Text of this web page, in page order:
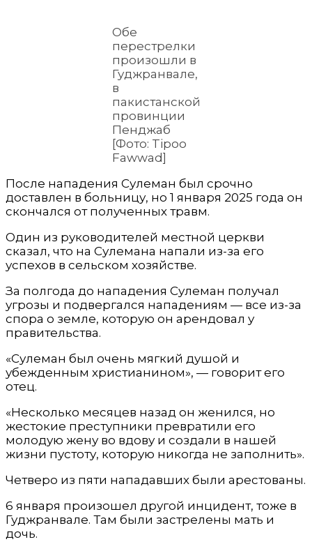
Обе
перестрелки
произошли в
Гуджранвале,
в
пакистанской
провинции
Пенджаб
[Фото: Tipoo
Fawwad]
После нападения Сулеман был срочно
доставлен в больницу, но 1 января 2025 года он
скончался от полученных травм.
Один из руководителей местной церкви
сказал, что на Сулемана напали из-за его
успехов в сельском хозяйстве.
За полгода до нападения Сулеман получал
угрозы и подвергался нападениям — все из-за
спора о земле, которую он арендовал у
правительства.
«Сулеман был очень мягкий душой и
убежденным христианином», — говорит его
отец.
«Несколько месяцев назад он женился, но
жестокие преступники превратили его
молодую жену во вдову и создали в нашей
жизни пустоту, которую никогда не заполнить».
Четверо из пяти нападавших были арестованы.
6 января произошел другой инцидент, тоже в
Гуджранвале. Там были застрелены мать и
дочь.